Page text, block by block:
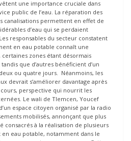
une importance cruciale dans
public de l’eau. La réparation des
canalisations permettent en effet de
d’eau qui se perdaient
responsables du secteur constatent
en eau potable connaît une
zones étant désormais
que d’autres bénéficient d’un
ou quatre jours. Néanmoins, les
devrait s’améliorer davantage après
perspective qui nourrit les
Le wali de Tlemcen, Youcef
espace citoyen organisé par la radio
mobilisés, annonçant que plus
consacrés à la réalisation de plusieurs
eau potable, notamment dans le